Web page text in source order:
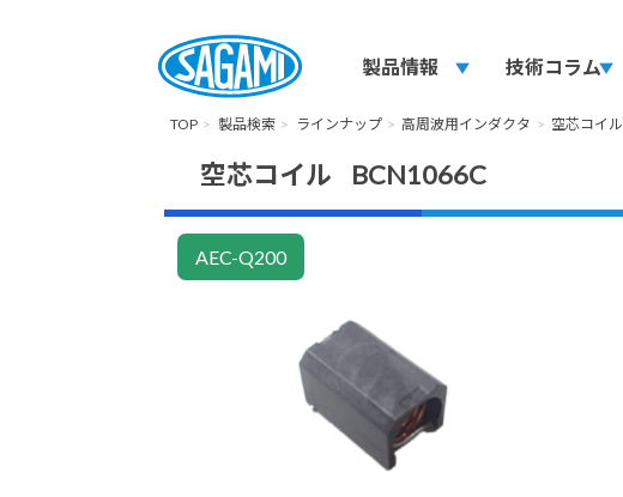
製品情報 play_arrow 技術コラムplay_arrow
TOP 製品検索 ラインナップ 高周波用インダクタ 空芯コイル
空芯コイル BCN1066C
AEC-Q200